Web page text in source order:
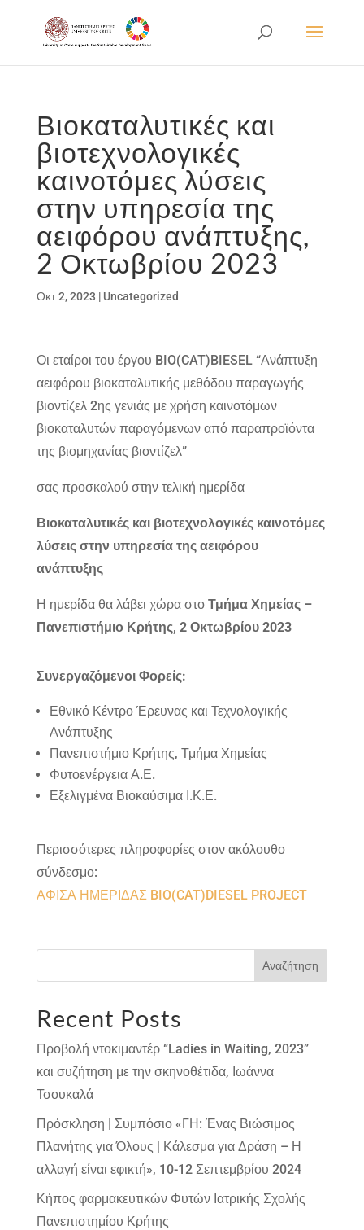
Βιοκαταλυτικές και
βιοτεχνολογικές
καινοτόμες λύσεις
στην υπηρεσία της
αειφόρου ανάπτυξης,
2 Οκτωβρίου 2023
Οκτ 2, 2023 | Uncategorized
Οι εταίροι του έργου BIO(CAT)BIESEL “Ανάπτυξη
αειφόρου βιοκαταλυτικής μεθόδου παραγωγής
βιοντίζελ 2ης γενιάς με χρήση καινοτόμων
βιοκαταλυτών παραγόμενων από παραπροϊόντα
της βιομηχανίας βιοντίζελ”
σας προσκαλού στην τελική ημερίδα
Βιοκαταλυτικές και βιοτεχνολογικές καινοτόμες
λύσεις στην υπηρεσία της αειφόρου
ανάπτυξης
Η ημερίδα θα λάβει χώρα στο Τμήμα Χημείας –
Πανεπιστήμιο Κρήτης, 2 Οκτωβρίου 2023
Συνεργαζόμενοι Φορείς:
Εθνικό Κέντρο Έρευνας και Τεχνολογικής
Ανάπτυξης
Πανεπιστήμιο Κρήτης, Τμήμα Χημείας
Φυτοενέργεια Α.Ε.
Εξελιγμένα Βιοκαύσιμα Ι.Κ.Ε.
Περισσότερες πληροφορίες στον ακόλουθο
σύνδεσμο:
ΑΦΙΣΑ ΗΜΕΡΙΔΑΣ BIO(CAT)DIESEL PROJECT
Αναζήτηση
Recent Posts
Προβολή ντοκιμαντέρ “Ladies in Waiting, 2023”
και συζήτηση με την σκηνοθέτιδα, Ιωάννα
Τσουκαλά
Πρόσκληση | Συμπόσιο «ΓΗ: Ένας Βιώσιμος
Πλανήτης για Όλους | Κάλεσμα για Δράση – Η
αλλαγή είναι εφικτή», 10-12 Σεπτεμβρίου 2024
Κήπος φαρμακευτικών Φυτών Ιατρικής Σχολής
Πανεπιστημίου Κρήτης